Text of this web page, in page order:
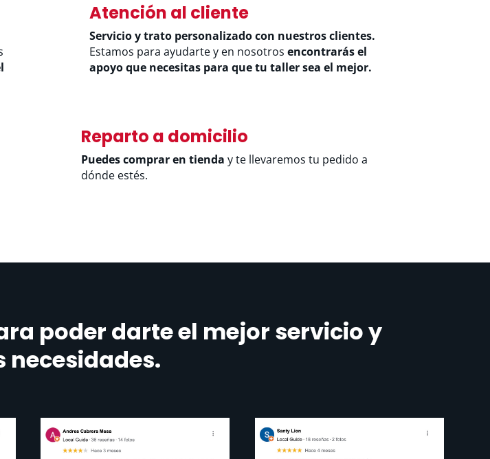
Atención al cliente
Servicio y trato personalizado con nuestros clientes.
Estamos para ayudarte y en nosotros encontrarás el
apoyo que necesitas para que tu taller sea el mejor.
Reparto a domicilio
Puedes comprar en tienda y te llevaremos tu pedido a
dónde estés.
poder darte el mejor servicio y
necesidades.